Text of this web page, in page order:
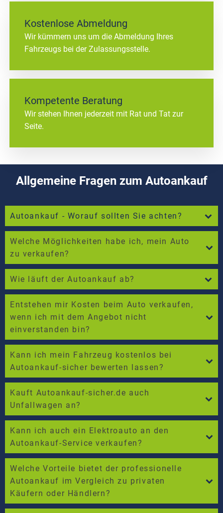
Kostenlose Abmeldung
Wir kümmern uns um die Abmeldung Ihres
Fahrzeugs bei der Zulassungsstelle.
Kompetente Beratung
Wir stehen Ihnen jederzeit mit Rat und Tat zur
Seite.
Allgemeine Fragen zum Autoankauf
Autoankauf - Worauf sollten Sie achten?
Welche Möglichkeiten habe ich, mein Auto
zu verkaufen?
Wie läuft der Autoankauf ab?
Entstehen mir Kosten beim Auto verkaufen,
wenn ich mit dem Angebot nicht
einverstanden bin?
Kann ich mein Fahrzeug kostenlos bei
Autoankauf-sicher bewerten lassen?
Kauft Autoankauf-sicher.de auch
Unfallwagen an?
Kann ich auch ein Elektroauto an den
Autoankauf-Service verkaufen?
Welche Vorteile bietet der professionelle
Autoankauf im Vergleich zu privaten
Käufern oder Händlern?